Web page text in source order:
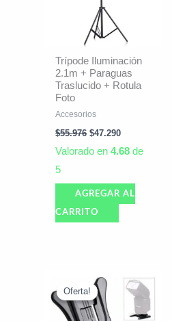
Trípode Iluminación
2.1m + Paraguas
Traslucido + Rotula
Foto
Accesorios
$55.976 $47.290
Valorado en4.68 de
5
AGREGAR AL
CARRITO
Oferta!
Oferta!precio
original
era:
precio
actual